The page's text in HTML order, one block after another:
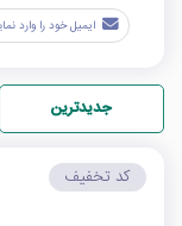
جدیدترین
کد تخفیف